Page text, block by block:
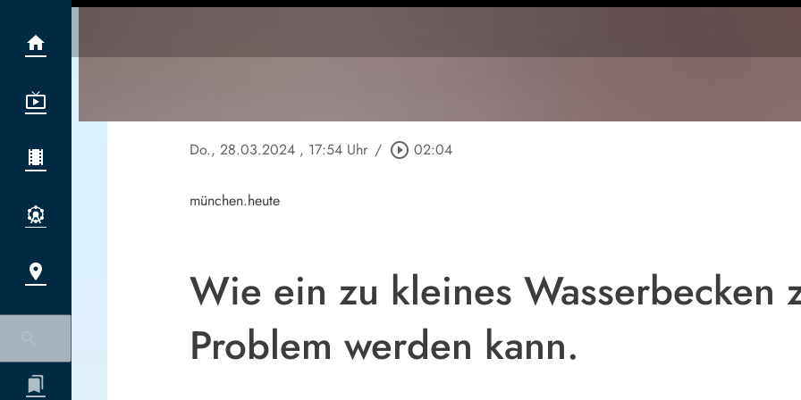
Do., 28.03.2024 , 17:54 Uhr / play_circle_outline 02:04
münchen.heute
Wie ein zu kleines Wasserbecken
Problem werden kann.